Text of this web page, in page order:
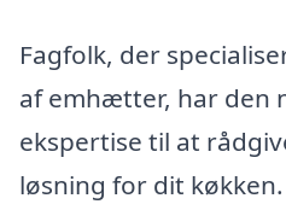
Fagfolk, der
af emhætter, har den
ekspertise til at
løsning for dit